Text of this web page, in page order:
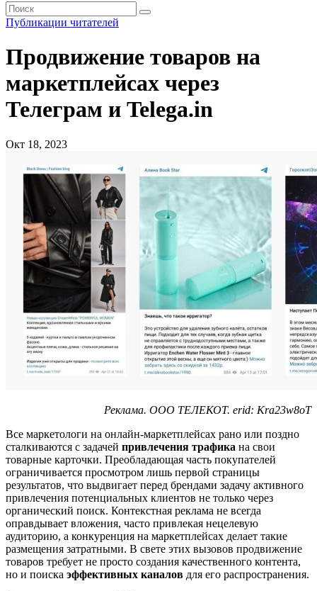
Публикации читателей
Продвижение товаров на
маркетплейсах через
Телеграм и Telega.in
Окт 18, 2023
Реклама. ООО ТЕЛЕКОТ. erid: Kra23w8oT
Все маркетологи на онлайн-маркетплейсах рано или поздно
сталкиваются с задачей привлечения трафика на свои
товарные карточки. Преобладающая часть покупателей
ограничивается просмотром лишь первой страницы
результатов, что выдвигает перед брендами задачу активного
привлечения потенциальных клиентов не только через
органический поиск. Контекстная реклама не всегда
оправдывает вложения, часто привлекая нецелевую
аудиторию, а конкуренция на маркетплейсах делает такие
размещения затратными. В свете этих вызовов продвижение
товаров требует не просто создания качественного контента,
но и поиска эффективных каналов для его распространения.